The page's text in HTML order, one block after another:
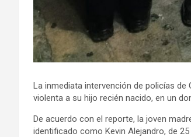
La inmediata intervención de policías
violenta a su hijo recién nacido, en un
De acuerdo con el reporte, la joven
identificado como Kevin Alejandro, de